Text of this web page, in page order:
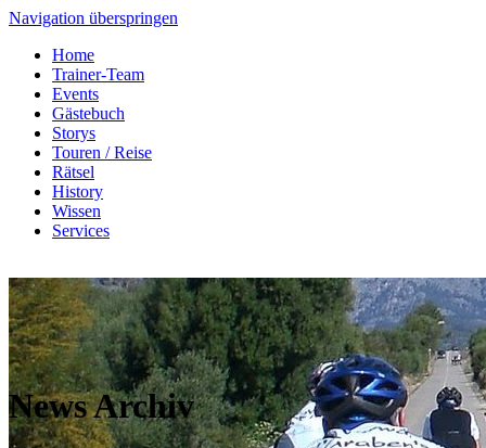
Navigation überspringen
Home
Trainer-Team
Events
Gästebuch
Storys
Touren / Reise
Rätsel
History
Wissen
Services
News Archiv